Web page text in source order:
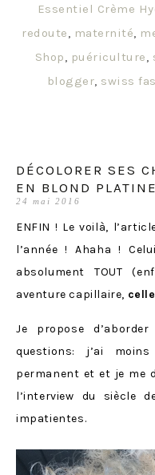
Essentiel Crème
redoute
maternité
Shop
puériculture
blogger swiss
DÉCOLORER SES
EN BLOND
24 mai 2016
ENFIN ! Le voilà,
l’année ! Ahaha !
absolument TOUT
aventure capillaire,
Je propose
questions: j’ai
permanent et et je me
l’interview du siècle
impatientes.